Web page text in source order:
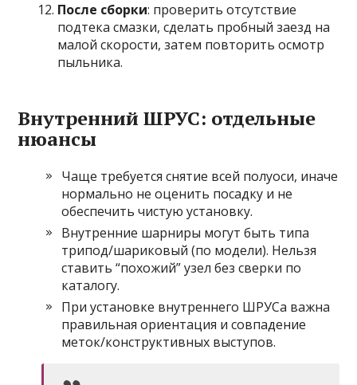
После сборки: проверить отсутствие
подтека смазки, сделать пробный заезд на
малой скорости, затем повторить осмотр
пыльника.
Внутренний ШРУС: отдельные
нюансы
Чаще требуется снятие всей полуоси, иначе
нормально не оценить посадку и не
обеспечить чистую установку.
Внутренние шарниры могут быть типа
трипод/шариковый (по модели). Нельзя
ставить “похожий” узел без сверки по
каталогу.
При установке внутреннего ШРУСа важна
правильная ориентация и совпадение
меток/конструктивных выступов.